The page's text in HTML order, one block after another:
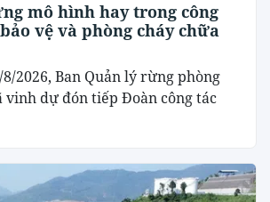
mô hình hay trong công
vệ và phòng cháy chữa
2026, Ban Quản lý rừng phòng
vinh dự đón tiếp Đoàn công tác